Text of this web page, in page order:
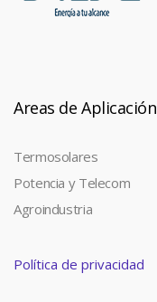
Areas de Aplicación
Termosolares
Potencia y Telecom
Agroindustria
Política de privacidad